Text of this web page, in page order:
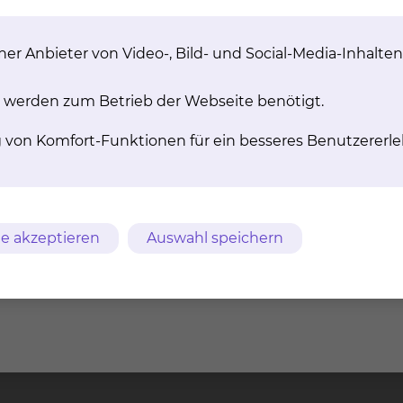
erst aktiv, wenn die Patientinnen und Patienten
AVB Datenschutz Bildnachweise Entgelttransparenz
Klinikum
Freisestr. 9/10
Tel.: 0531/
Anbieter von Video-, Bild- und Social-Media-
werden zum Betrieb der Webseite benötigt.
Komfort-Funktionen für ein besseres
akzeptieren Auswahl speichern